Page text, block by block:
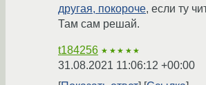
другая, покороче, если ту
Там сам решай.
t184256 ★★★★★
31.08.2021 11:06:12 +00:00